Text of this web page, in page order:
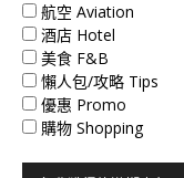
航空 Aviation
酒店 Hotel
美食 F&B
懶人包/攻略 Tips
優惠 Promo
購物 Shopping